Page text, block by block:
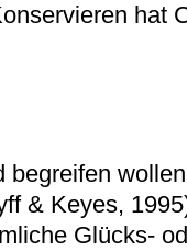
hat
& Keyes,
Glücks-